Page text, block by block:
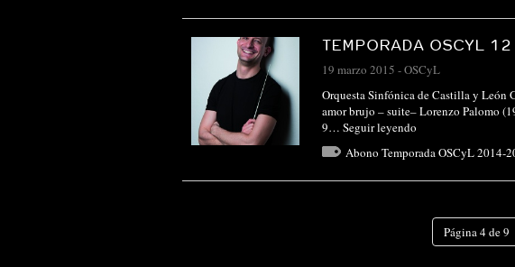
TEMPORADA OSCYL
19 marzo 2015 -OSCyL
Orquesta Sinfónica de Castilla y León
amor brujo – suite– Lorenzo Palomo
9… Seguir leyendo
Abono Temporada OSCyL 2014-
Página 4 de 9